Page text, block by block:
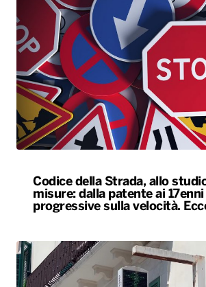
Codice della Strada, allo
misure: dalla patente ai
progressive sulla velocità.